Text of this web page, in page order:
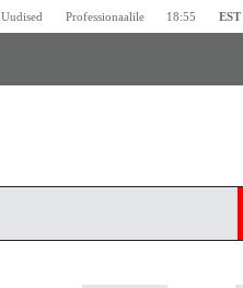
Uudised Professionaalile 18:55 EST